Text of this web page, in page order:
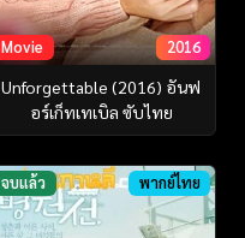
Movie 2016
Unforgettable (2016) อันฟ
อร์เก็ทเทเบิล ซับไทย
จบแล้ว พากย์ไทย